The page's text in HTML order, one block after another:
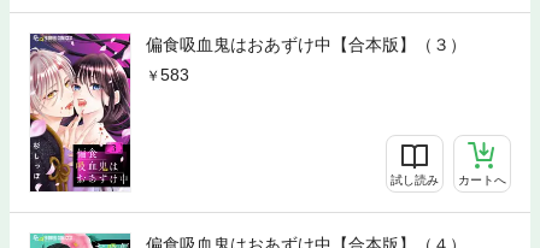
偏食吸血鬼はおあずけ中【合本版】（３）
583
試し読み カートへ
偏食吸血鬼はおあずけ中【合本版】（４）